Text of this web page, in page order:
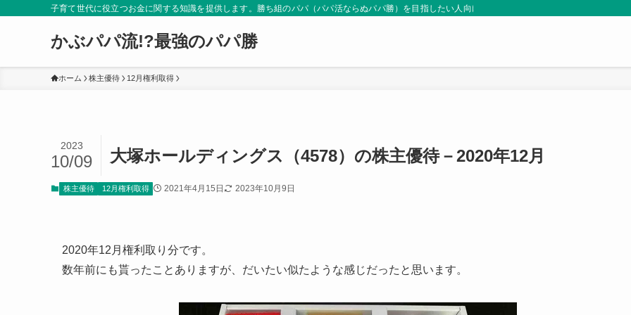
子育て世代に役立つお金に関する知識を提供します。勝ち組のパパ（パパ活ならぬパパ勝）を目指したい人向けサイト。
かぶパパ流!?最強のパパ勝
ホーム 株主優待 12月権利取得
大塚ホールディングス（4578）の株主優待－2020年12月
2023
10/09
株主優待 12月権利取得 2021年4月15日 2023年10月9日
2020年12月権利取り分です。
数年前にも貰ったことありますが、だいたい似たような感じだったと思います。